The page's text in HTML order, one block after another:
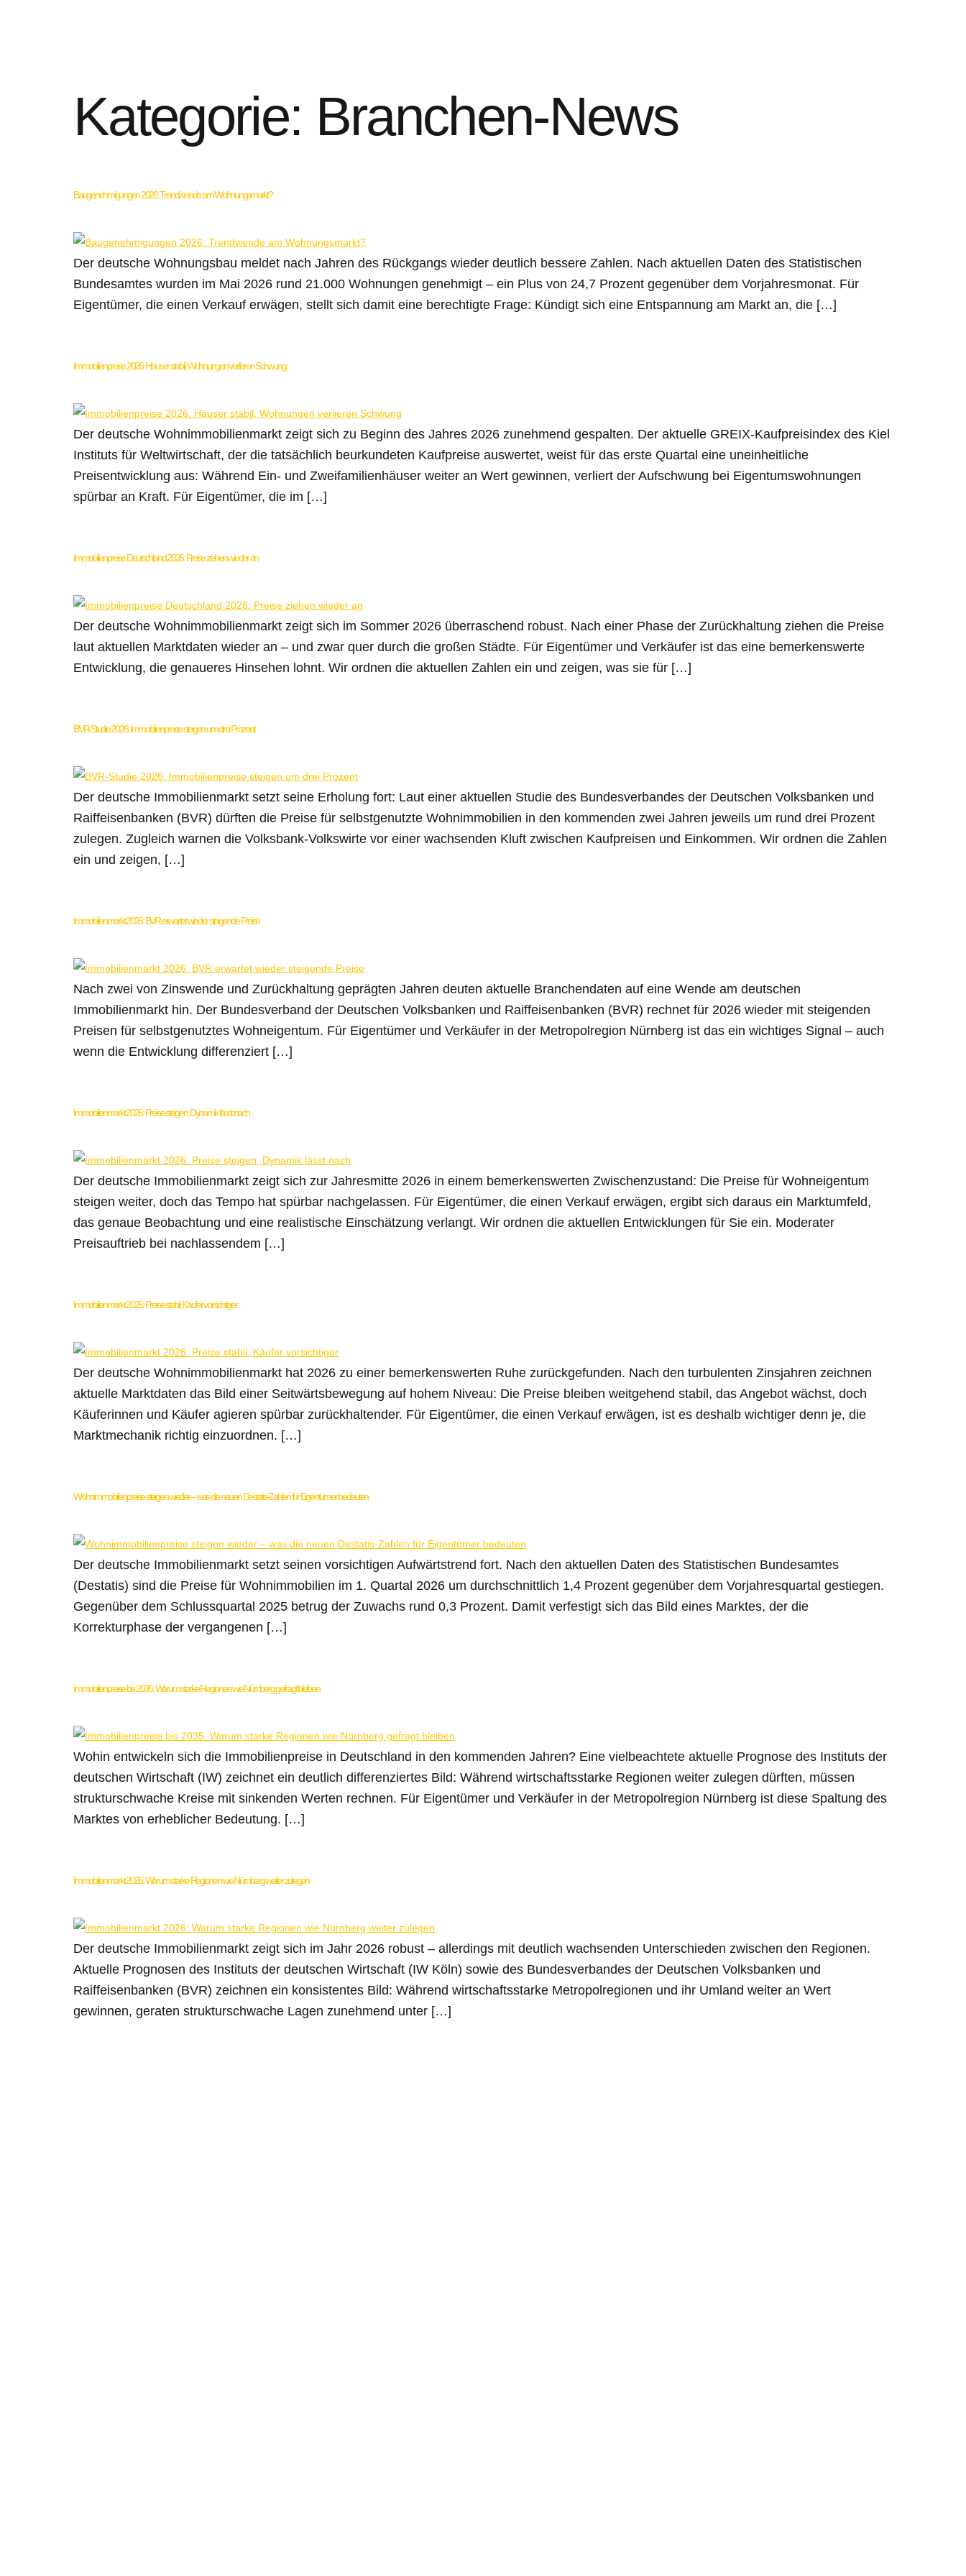
Kategorie: Branchen-News
Baugenehmigungen 2026: Trendwende am Wohnungsmarkt?
Der deutsche Wohnungsbau meldet nach Jahren des Rückgangs wieder deutlich bessere Zahlen. Nach aktuellen Daten des Statistischen
Bundesamtes wurden im Mai 2026 rund 21.000 Wohnungen genehmigt – ein Plus von 24,7 Prozent gegenüber dem Vorjahresmonat. Für
Eigentümer, die einen Verkauf erwägen, stellt sich damit eine berechtigte Frage: Kündigt sich eine Entspannung am Markt an, die […]
Immobilienpreise 2026: Häuser stabil, Wohnungen verlieren Schwung
Der deutsche Wohnimmobilienmarkt zeigt sich zu Beginn des Jahres 2026 zunehmend gespalten. Der aktuelle GREIX-Kaufpreisindex des Kiel
Instituts für Weltwirtschaft, der die tatsächlich beurkundeten Kaufpreise auswertet, weist für das erste Quartal eine uneinheitliche
Preisentwicklung aus: Während Ein- und Zweifamilienhäuser weiter an Wert gewinnen, verliert der Aufschwung bei Eigentumswohnungen
spürbar an Kraft. Für Eigentümer, die im […]
Immobilienpreise Deutschland 2026: Preise ziehen wieder an
Der deutsche Wohnimmobilienmarkt zeigt sich im Sommer 2026 überraschend robust. Nach einer Phase der Zurückhaltung ziehen die Preise
laut aktuellen Marktdaten wieder an – und zwar quer durch die großen Städte. Für Eigentümer und Verkäufer ist das eine bemerkenswerte
Entwicklung, die genaueres Hinsehen lohnt. Wir ordnen die aktuellen Zahlen ein und zeigen, was sie für […]
BVR-Studie 2026: Immobilienpreise steigen um drei Prozent
Der deutsche Immobilienmarkt setzt seine Erholung fort: Laut einer aktuellen Studie des Bundesverbandes der Deutschen Volksbanken und
Raiffeisenbanken (BVR) dürften die Preise für selbstgenutzte Wohnimmobilien in den kommenden zwei Jahren jeweils um rund drei Prozent
zulegen. Zugleich warnen die Volksbank-Volkswirte vor einer wachsenden Kluft zwischen Kaufpreisen und Einkommen. Wir ordnen die Zahlen
ein und zeigen, […]
Immobilienmarkt 2026: BVR erwartet wieder steigende Preise
Nach zwei von Zinswende und Zurückhaltung geprägten Jahren deuten aktuelle Branchendaten auf eine Wende am deutschen
Immobilienmarkt hin. Der Bundesverband der Deutschen Volksbanken und Raiffeisenbanken (BVR) rechnet für 2026 wieder mit steigenden
Preisen für selbstgenutztes Wohneigentum. Für Eigentümer und Verkäufer in der Metropolregion Nürnberg ist das ein wichtiges Signal – auch
wenn die Entwicklung differenziert […]
Immobilienmarkt 2026: Preise steigen, Dynamik lässt nach
Der deutsche Immobilienmarkt zeigt sich zur Jahresmitte 2026 in einem bemerkenswerten Zwischenzustand: Die Preise für Wohneigentum
steigen weiter, doch das Tempo hat spürbar nachgelassen. Für Eigentümer, die einen Verkauf erwägen, ergibt sich daraus ein Marktumfeld,
das genaue Beobachtung und eine realistische Einschätzung verlangt. Wir ordnen die aktuellen Entwicklungen für Sie ein. Moderater
Preisauftrieb bei nachlassendem […]
Immobilienmarkt 2026: Preise stabil, Käufer vorsichtiger
Der deutsche Wohnimmobilienmarkt hat 2026 zu einer bemerkenswerten Ruhe zurückgefunden. Nach den turbulenten Zinsjahren zeichnen
aktuelle Marktdaten das Bild einer Seitwärtsbewegung auf hohem Niveau: Die Preise bleiben weitgehend stabil, das Angebot wächst, doch
Käuferinnen und Käufer agieren spürbar zurückhaltender. Für Eigentümer, die einen Verkauf erwägen, ist es deshalb wichtiger denn je, die
Marktmechanik richtig einzuordnen. […]
Wohnimmobilienpreise steigen wieder – was die neuen Destatis-Zahlen für Eigentümer bedeuten
Der deutsche Immobilienmarkt setzt seinen vorsichtigen Aufwärtstrend fort. Nach den aktuellen Daten des Statistischen Bundesamtes
(Destatis) sind die Preise für Wohnimmobilien im 1. Quartal 2026 um durchschnittlich 1,4 Prozent gegenüber dem Vorjahresquartal gestiegen.
Gegenüber dem Schlussquartal 2025 betrug der Zuwachs rund 0,3 Prozent. Damit verfestigt sich das Bild eines Marktes, der die
Korrekturphase der vergangenen […]
Immobilienpreise bis 2035: Warum starke Regionen wie Nürnberg gefragt bleiben
Wohin entwickeln sich die Immobilienpreise in Deutschland in den kommenden Jahren? Eine vielbeachtete aktuelle Prognose des Instituts der
deutschen Wirtschaft (IW) zeichnet ein deutlich differenziertes Bild: Während wirtschaftsstarke Regionen weiter zulegen dürften, müssen
strukturschwache Kreise mit sinkenden Werten rechnen. Für Eigentümer und Verkäufer in der Metropolregion Nürnberg ist diese Spaltung des
Marktes von erheblicher Bedeutung. […]
Immobilienmarkt 2026: Warum starke Regionen wie Nürnberg weiter zulegen
Der deutsche Immobilienmarkt zeigt sich im Jahr 2026 robust – allerdings mit deutlich wachsenden Unterschieden zwischen den Regionen.
Aktuelle Prognosen des Instituts der deutschen Wirtschaft (IW Köln) sowie des Bundesverbandes der Deutschen Volksbanken und
Raiffeisenbanken (BVR) zeichnen ein konsistentes Bild: Während wirtschaftsstarke Metropolregionen und ihr Umland weiter an Wert
gewinnen, geraten strukturschwache Lagen zunehmend unter […]